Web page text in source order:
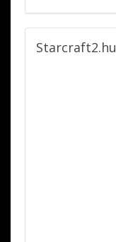
Starcraft2.hu